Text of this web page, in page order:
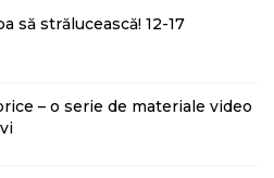
să strălucească! 12-17
– o serie de materiale video